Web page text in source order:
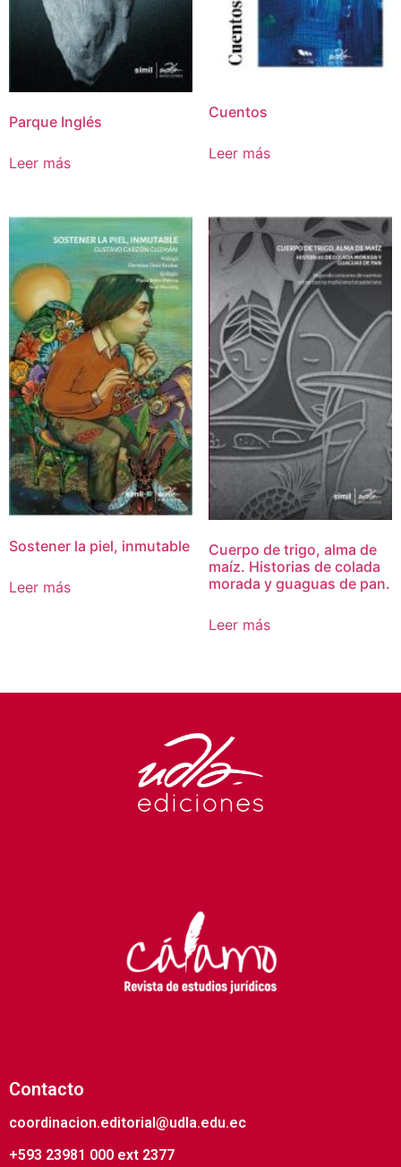
Parque Inglés
Leer más
Cuentos
Leer más
Sostener la piel, inmutable
Leer más
Cuerpo de trigo, alma de
maíz. Historias de colada
morada y guaguas de pan.
Leer más
Contacto
coordinacion.editorial@udla.edu.ec
+593 23981 000 ext 2377